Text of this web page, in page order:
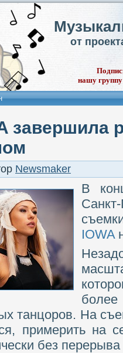
от
нашу
завершила
Newsmaker
В
IOWA
танцоров. На
примерить на
без